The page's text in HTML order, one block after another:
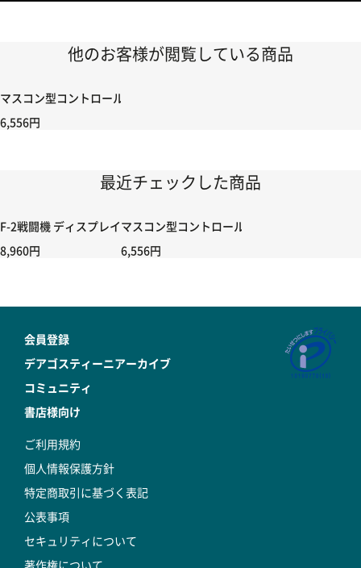
他のお客様が閲覧している商品
マスコン型コントロールハンドル付き コントローラー＆ポイント切り
6,556円
最近チェックした商品
F-2戦闘機 ディスプレイカバー用 2面背景シート4種セット
8,960円
マスコン型コントロールハンドル付き コント
6,556円
会員登録
デアゴスティーニアーカイブ
コミュニティ
書店様向け
ご利用規約
個人情報保護方針
特定商取引に基づく表記
公表事項
セキュリティについて